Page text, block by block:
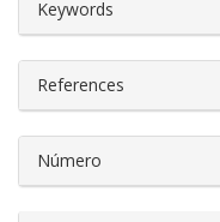
Keywords
References
Número